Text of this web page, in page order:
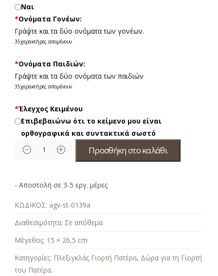
Ναι
*Ονόματα Γονέων:
Γράψτε και τα δύο ονόματα των γονέων.
35χαρακτήρες απομένουν
*Ονόματα Παιδιών:
Γράψτε και τα δύο ονόματα των παιδιών
35χαρακτήρες απομένουν
*Έλεγχος Κειμένου
Επιβεβαιώνω ότι το κείμενο μου είναι
ορθογραφικά και συντακτικά σωστό
Προσθήκη στο καλάθι
- Αποστολή σε 3-5 εργ. μέρες
ΚΩΔΙΚΟΣ: agv-st-0139a
Διαθεσιμότητα: Σε απόθεμα
Μέγεθος: 15 × 26,5 cm
Κατηγορίες: Πλεξιγκλάς Γιορτή Πατέρα, Δώρα για τη Γιορτή
του Πατέρα.